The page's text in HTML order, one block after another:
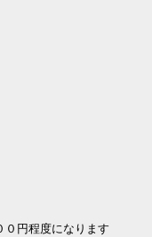
円程度になります